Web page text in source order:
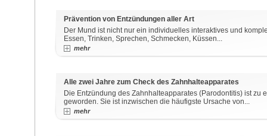
Prävention von Entzündungen aller Art
Der Mund ist nicht nur ein individuelles interaktives und
Essen, Trinken, Sprechen, Schmecken, Küssen...
mehr
Alle zwei Jahre zum Check des Zahnhalteapparates
Die Entzündung des Zahnhalteapparates (Parodontitis) ist zu
geworden. Sie ist inzwischen die häufigste Ursache von...
mehr